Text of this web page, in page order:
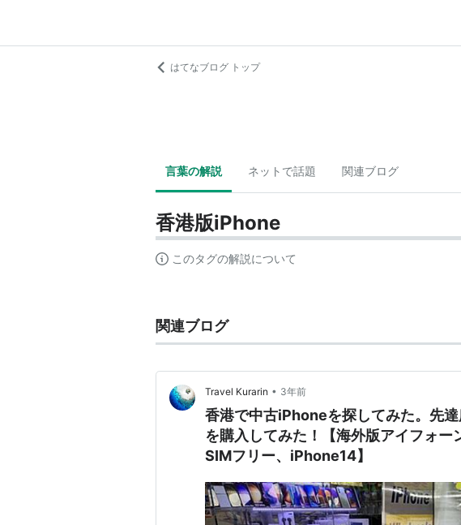
はてなブログ トップ
言葉の解説 ネットで話題 関連ブログ
香港版iPhone
このタグの解説について
関連ブログ
Travel Kurarin • 3年前
香港で中古iPhoneを探してみた。先
を購入してみた！【海外版アイフォー
SIMフリー、iPhone14】